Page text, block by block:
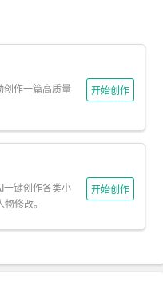
根据求职者的反馈和市
保生成的简历始终符合
别、年龄、学历、联系
的简历，包括工作经
创作一篇高质量
开始创作
一键创作各类小
修改。
开始创作